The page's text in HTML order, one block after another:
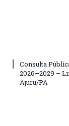
Consulta
2026–2029 –
Ajuru/PA